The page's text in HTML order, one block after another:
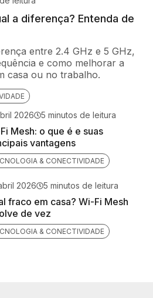
a diferença? Entenda de
entre 2.4 GHz e 5 GHz,
e como melhorar a
casa ou no trabalho.
2026 5 minutos de leitura
Mesh: o que é e suas
vantagens
& CONECTIVIDADE
2026 5 minutos de leitura
fraco em casa? Wi-Fi Mesh
de vez
& CONECTIVIDADE